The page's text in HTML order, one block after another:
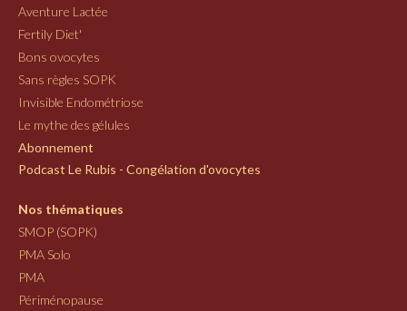
Aventure Lactée
Fertily Diet'
Bons ovocytes
Sans règles SOPK
Invisible Endométriose
Le mythe des gélules
Abonnement
Podcast Le Rubis - Congélation d'ovocytes
Nos thématiques
SMOP (SOPK)
PMA Solo
PMA
Périménopause